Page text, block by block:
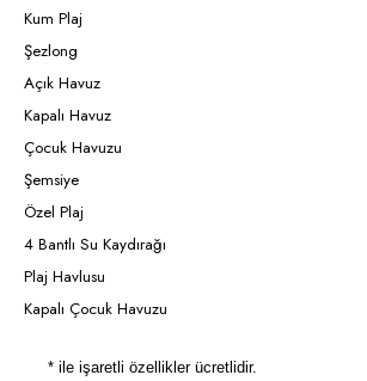
Kum Plaj
Şezlong
Açık Havuz
Kapalı Havuz
Çocuk Havuzu
Şemsiye
Özel Plaj
4 Bantlı Su Kaydırağı
Plaj Havlusu
Kapalı Çocuk Havuzu
* ile işaretli özellikler ücretlidir.